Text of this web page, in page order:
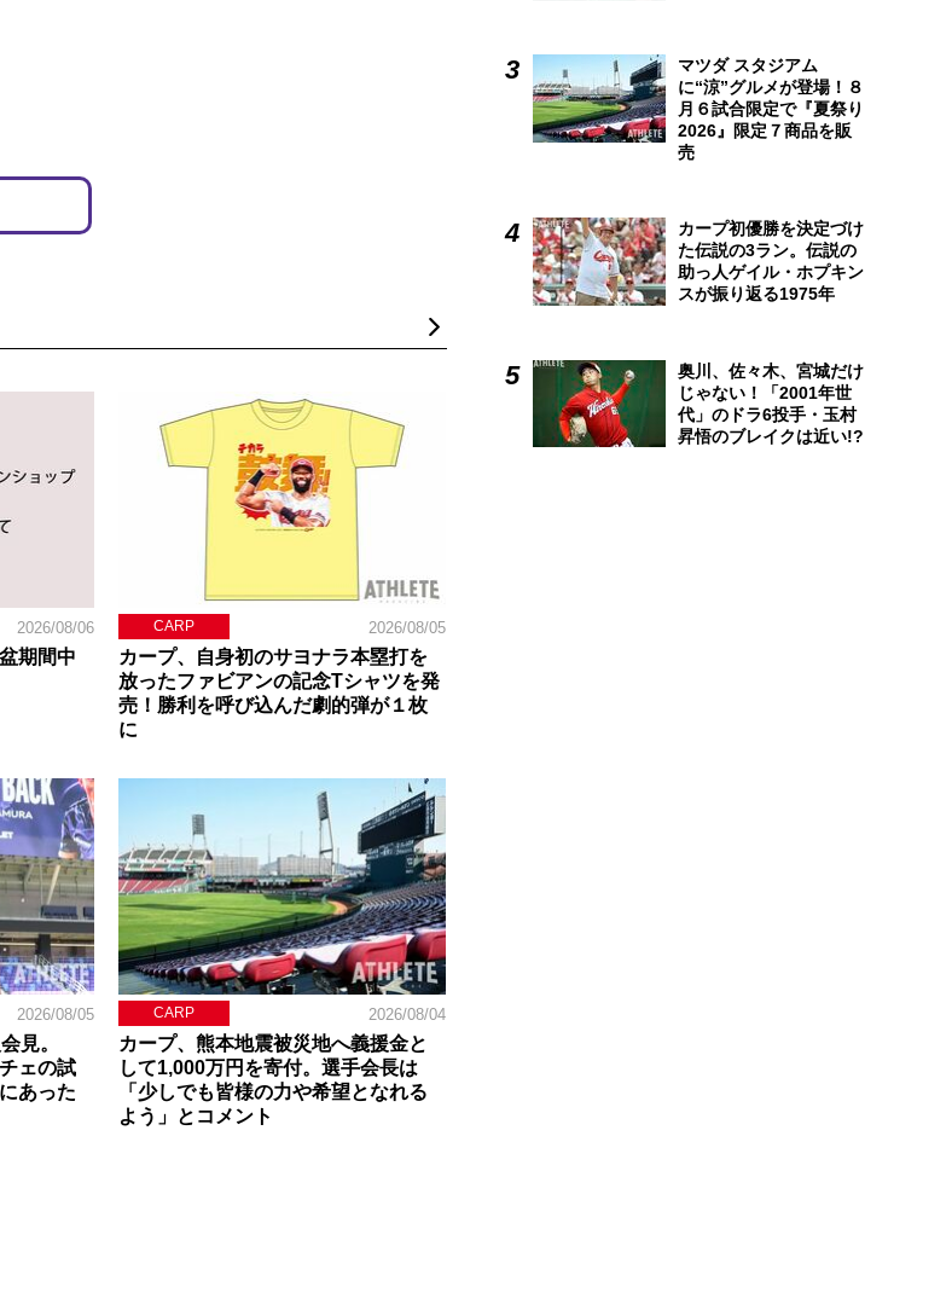
2026/08/06
期間中
CARP 2026/08/05
カープ、自身初のサヨナラ本塁打を
放ったファビアンの記念Tシャツを発
売！勝利を呼び込んだ劇的弾が１枚
に
2026/08/05
見。
ェの試
あった
CARP 2026/08/04
カープ、熊本地震被災地へ義援金と
して1,000万円を寄付。選手会長は
「少しでも皆様の力や希望となれる
よう」とコメント
マツダ スタジアム
に“涼”グルメが登場！８
月６試合限定で『夏祭り
2026』限定７商品を販
売
カープ初優勝を決定づけ
た伝説の3ラン。伝説の
助っ人ゲイル・ホプキン
スが振り返る1975年
奥川、佐々木、宮城だけ
じゃない！「2001年世
代」のドラ6投手・玉村
昇悟のブレイクは近い!?